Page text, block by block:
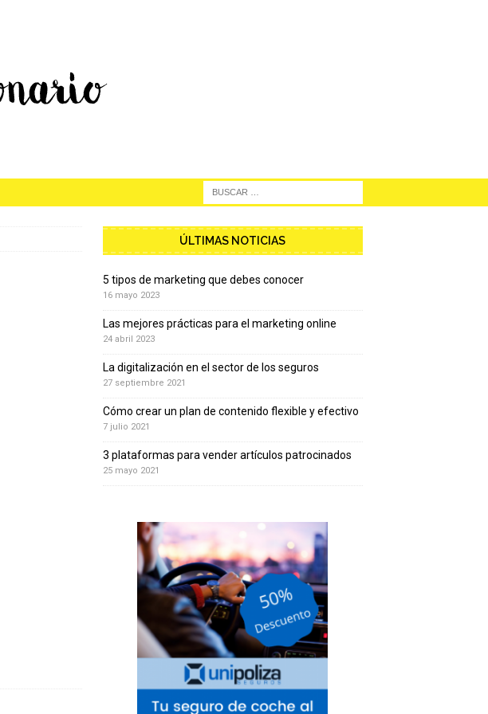
ÚLTIMAS NOTICIAS
5 tipos de marketing que debes conocer
16 mayo 2023
Las mejores prácticas para el marketing online
24 abril 2023
La digitalización en el sector de los seguros
27 septiembre 2021
Cómo crear un plan de contenido flexible y efectivo
7 julio 2021
3 plataformas para vender artículos patrocinados
25 mayo 2021